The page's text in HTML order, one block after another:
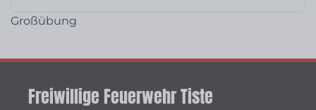
Großübung
Freiwillige Feuerwehr Tiste